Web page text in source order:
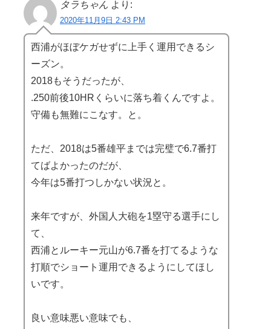
タラちゃん より:
2020年11月9日 2:43 PM
西浦がほぼケガせずに上手く運用できるシ
ーズン。
2018もそうだったが、
.250前後10HRくらいに落ち着くんですよ。
守備も無難にこなす。と。
ただ、2018は5番雄平までは完璧で6.7番打
てばよかったのだが、
今年は5番打つしかない状況と。
来年ですが、外国人大砲を1塁守る選手にし
て、
西浦とルーキー元山が6.7番を打てるような
打順でショート運用できるようにしてほし
いです。
良い意味悪い意味でも、